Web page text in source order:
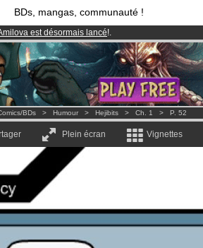
BDs, mangas, communauté !
est désormais lancé!.
et 1000BDs & Mangas!
à partir de
3.95 eurospar mois !Clique ici
BDs > Humour > Hejibits > Ch. 1 > P. 52
Plein écran Vignettes